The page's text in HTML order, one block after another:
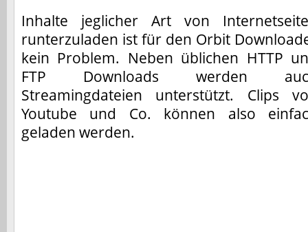
Inhalte jeglicher Art von
runterzuladen ist für den Orbit
kein Problem. Neben üblichen HTTP
FTP Downloads werden
Streamingdateien unterstützt. Clips
Youtube und Co. können also
geladen werden.